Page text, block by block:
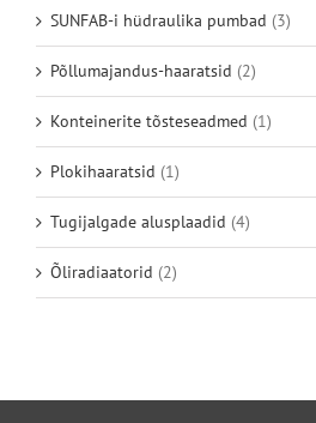
SUNFAB-i hüdraulika pumbad (3)
Põllumajandus-haaratsid (2)
Konteinerite tõsteseadmed (1)
Plokihaaratsid (1)
Tugijalgade alusplaadid (4)
Õliradiaatorid (2)